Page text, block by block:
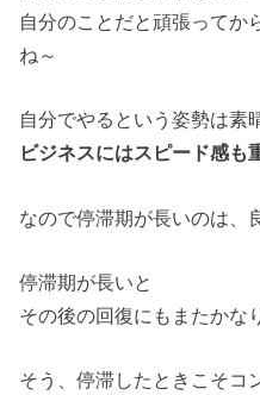
自分のことだと頑張ってか
ね～
自分でやるという姿勢は素
ビジネスにはスピード感も
なので停滞期が長いのは、
停滞期が長いと
その後の回復にもまたかな
そう、停滞したときこそコ